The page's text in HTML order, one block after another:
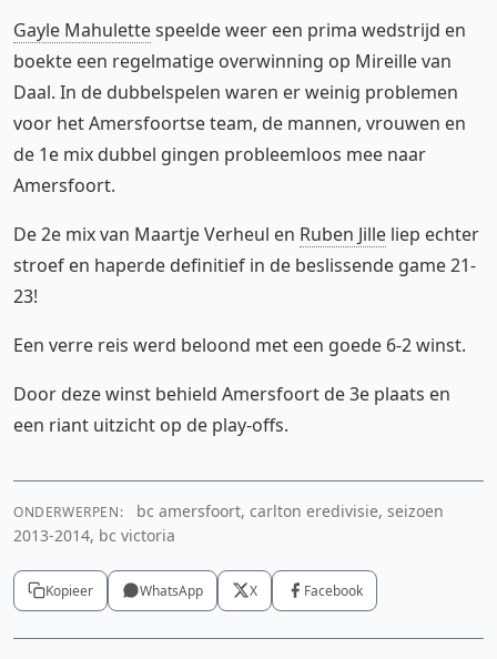
Gayle Mahulettespeelde weer een prima wedstrijd en
boekte een regelmatige overwinning op Mireille van
Daal. In de dubbelspelen waren er weinig problemen
voor het Amersfoortse team, de mannen, vrouwen en
de 1e mix dubbel gingen probleemloos mee naar
Amersfoort.
De 2e mix van Maartje Verheul en Ruben Jille liep echter
stroef en haperde definitief in de beslissende game 21-
23!
Een verre reis werd beloond met een goede 6-2 winst.
Door deze winst behield Amersfoort de 3e plaats en
een riant uitzicht op de play-offs.
ONDERWERPEN:
bc amersfoort, carlton eredivisie, seizoen
2013-2014, bc victoria
Kopieer WhatsApp X Facebook